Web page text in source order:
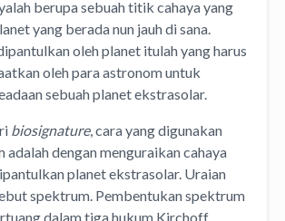
berupa sebuah titik cahaya yang
yang berada nun jauh di sana.
oleh planet itulah yang harus
oleh para astronom untuk
sebuah planet ekstrasolar.
biosignature, cara yang digunakan
adalah dengan menguraikan cahaya
planet ekstrasolar. Uraian
spektrum. Pembentukan spektrum
dalam tiga hukum Kirchoff.